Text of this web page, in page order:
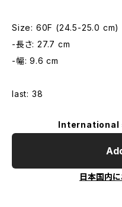
Size: 60F (24.5-25.0 cm)
-長さ: 27.7 cm
-幅: 9.6 cm
last: 38
International
日本国内